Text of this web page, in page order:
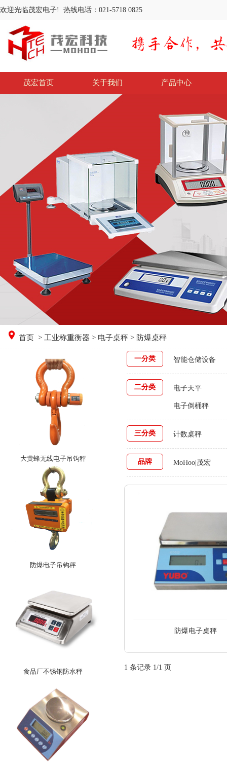
欢迎光临茂宏电子! 热线电话：021-5718 0825
茂宏首页 关于我们 产品中心
首页 > 工业称重衡器 > 电子桌秤 > 防爆桌秤
大黄蜂无线电子吊钩秤
防爆电子吊钩秤
食品厂不锈钢防水秤
一分类 智能仓储设备
二分类 电子天平
电子倒桶秤
三分类 计数桌秤
品牌 MoHoo|茂宏
防爆电子桌秤
1 条记录 1/1 页